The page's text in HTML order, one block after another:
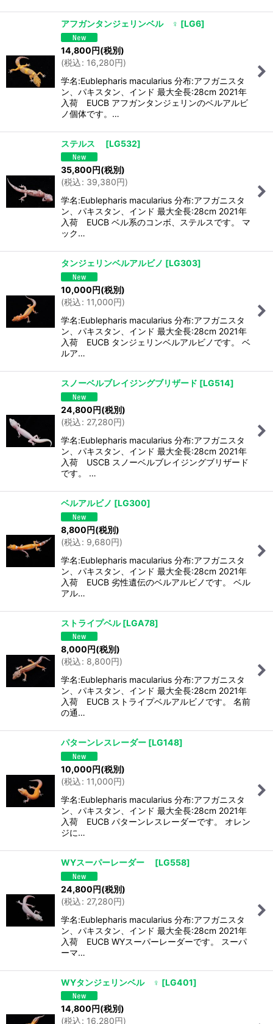
アフガンタンジェリンベル ♀ [LG6]
14,800円(税別)
(税込: 16,280円)
学名:Eublepharis macularius 分布:アフガニスタ
ン、パキスタン、インド 最大全長:28cm 2021年
入荷 EUCB アフガンタンジェリンのベルアルビ
ノ個体です。…
ステルス [LG532]
35,800 円(税別)
(税込: 39,380円)
学名:Eublepharis macularius 分布:アフガニスタ
ン、パキスタン、インド 最大全長:28cm 2021年
入荷 EUCB ベル系のコンボ、ステルスです。 マ
ック…
タンジェリンベルアルビノ [LG303]
10,000円(税別)
(税込: 11,000円)
学名:Eublepharis macularius 分布:アフガニスタ
ン、パキスタン、インド 最大全長:28cm 2021年
入荷 EUCB タンジェリンベルアルビノです。 ベ
ルア…
スノーベルブレイジングブリザード [LG514]
24,800円(税別)
(税込: 27,280円)
学名:Eublepharis macularius 分布:アフガニスタ
ン、パキスタン、インド 最大全長:28cm 2021年
入荷 USCB スノーベルブレイジングブリザード
です。 …
ベルアルビノ [LG300]
8,800円(税別)
(税込: 9,680円)
学名:Eublepharis macularius 分布:アフガニスタ
ン、パキスタン、インド 最大全長:28cm 2021年
入荷 EUCB 劣性遺伝のベルアルビノです。 ベル
アル…
ストライプベル [LGA78]
8,000円(税別)
(税込: 8,800円)
学名:Eublepharis macularius 分布:アフガニスタ
ン、パキスタン、インド 最大全長:28cm 2021年
入荷 EUCB ストライプベルアルビノです。 名前
の通…
パターンレスレーダー [LG148]
10,000円(税別)
(税込: 11,000円)
学名:Eublepharis macularius 分布:アフガニスタ
ン、パキスタン、インド 最大全長:28cm 2021年
入荷 EUCB パターンレスレーダーです。 オレン
ジに…
WYスーパーレーダー [LG558]
24,800円(税別)
(税込: 27,280円)
学名:Eublepharis macularius 分布:アフガニスタ
ン、パキスタン、インド 最大全長:28cm 2021年
入荷 EUCB WYスーパーレーダーです。 スーパ
ーマ…
WYタンジェリンベル ♀ [LG401]
14,800円(税別)
(税込: 16,280円)